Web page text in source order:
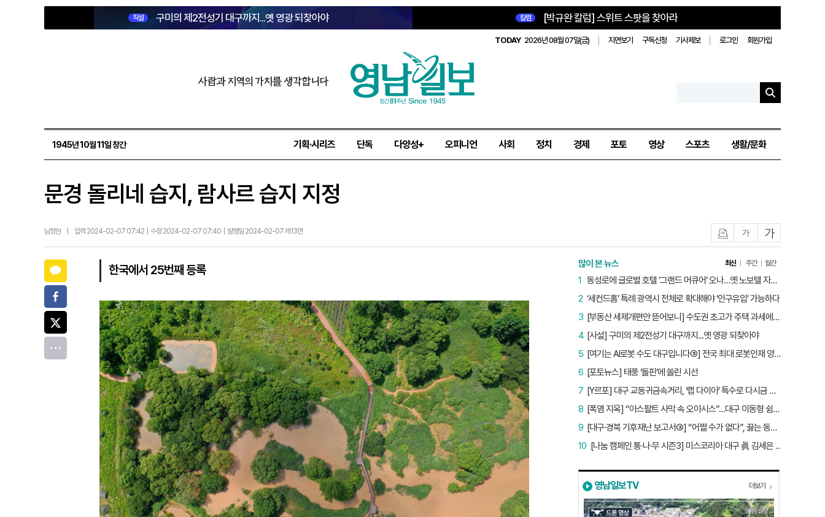
직설 구미의 제2전성기 대구까지...옛 영광 되찾아야 칼럼 [박규완 칼럼] 스위트 스팟을 찾아라
TODAY 2026년 08월 07일(금) 지면보기 구독신청 기사제보 로그인 회원가입
사람과 지역의 가치를 생각합니다
1945년 10월 11일 창간 기획·시리즈 단독 다양성+ 오피니언 사회 정치 경제 포토 영상 스포츠 생활/문화
문경 돌리네 습지, 람사르 습지 지정
남정현 입력 2024-02-07 07:42 | 수정 2024-02-07 07:40 | 발행일 2024-02-07 제13면 글자작게글자크게
한국에서 25번째 등록 많이 본 뉴스 최신 주간 월간
동성로에 글로벌 호텔 ‘그랜드 머큐어’ 오나…옛 노보텔 자리 사무실 개설
1
‘세컨드홈’ 특례 광역시 전체로 확대해야 ‘인구유입’ 가능하다
2
[부동산 세제개편안 뜯어보니] 수도권 초고가 주택 과세에만 초점…침체된 지방 부동산 대책은 없다
3
[사설] 구미의 제2전성기 대구까지...옛 영광 되찾아야
4
[여기는 AI로봇 수도 대구입니다⑤] 전국 최대 로봇인재 양성소…“대구산업 맞춤형 교육과정 만들자”
5
[포토뉴스] 태풍 ‘돌핀’에 쏠린 시선
6
[Y르포] 대구 교동귀금속거리, ‘랩 다이아’ 특수로 다시금 활기…“반짝 인기 의존 않는 지속 가능 성장 동력 마련해야”
7
[폭염 지옥] “아스팔트 사막 속 오아시스”…대구 이동형 쉼터 버스 ‘북적’, 지하철역도 ‘바글’
8
[대구·경북 기후재난 보고서③] “어쩔 수가 없다”, 끓는 동해…‘절멸 위기’ 경북 수산업
9
[나눔 캠페인 통·나·무 시즌3] 미스코리아 대구 眞 김세은 “내가 받은 응원, 다음 사람에게”
10
영남일보TV 더보기